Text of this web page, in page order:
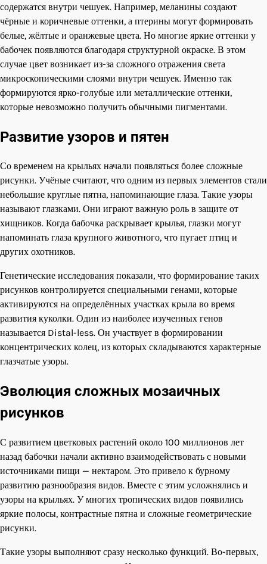
содержатся внутри чешуек. Например, меланины создают
чёрные и коричневые оттенки, а птерины могут формировать
белые, жёлтые и оранжевые цвета. Но многие яркие оттенки у
бабочек появляются благодаря структурной окраске. В этом
случае цвет возникает из-за сложного отражения света
микроскопическими слоями внутри чешуек. Именно так
формируются ярко-голубые или металлические оттенки,
которые невозможно получить обычными пигментами.
Развитие узоров и пятен
Со временем на крыльях начали появляться более сложные
рисунки. Учёные считают, что одним из первых элементов стали
небольшие круглые пятна, напоминающие глаза. Такие узоры
называют глазками. Они играют важную роль в защите от
хищников. Когда бабочка раскрывает крылья, глазки могут
напоминать глаза крупного животного, что пугает птиц и
других охотников.
Генетические исследования показали, что формирование таких
рисунков контролируется специальными генами, которые
активируются на определённых участках крыла во время
развития куколки. Один из наиболее изученных генов
называется Distal-less. Он участвует в формировании
концентрических колец, из которых складываются характерные
глазчатые узоры.
Эволюция сложных мозаичных
рисунков
С развитием цветковых растений около 100 миллионов лет
назад бабочки начали активно взаимодействовать с новыми
источниками пищи — нектаром. Это привело к бурному
развитию разнообразия видов. Вместе с этим усложнялись и
узоры на крыльях. У многих тропических видов появились
яркие полосы, контрастные пятна и сложные геометрические
рисунки.
Такие узоры выполняют сразу несколько функций. Во-первых,